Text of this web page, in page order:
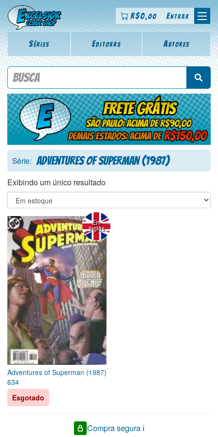
R$0,00 Entrar
Séries Editoras Autores
Procure por título da revista, personagem, série, escritor,
Série: Adventures of Superman (1987)
Exibindo um único resultado
Adventures of Superman (1987)
634
Esgotado
Em
Inglês
Compra segura ℹ️